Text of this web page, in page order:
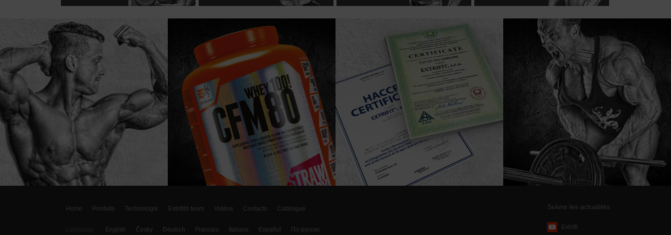
Home Produits Technologie Extrifit® team Vidéos Contacts Catalogue
English Česky Deutsch Francais Italiano Español По-русски
Suivre les actualités
Extrifit